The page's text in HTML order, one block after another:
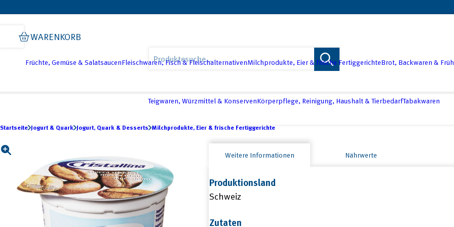
primary
main
footer
Früchte, Gemüse & SalatsaucenFleischwaren, Fisch & FleischalternativenMilchprodukte, Eier & frische FertiggerichteBrot, Backwaren &
Teigwaren, Würzmittel & KonservenKörperpflege, Reinigung, Haushalt & TierbedarfTabakwaren
WARENKORB
search
Startseite Jogurt & Quark Jogurt, Quark & Desserts Milchprodukte, Eier & frische Fertiggerichte
Weitere Informationen Nährwerte
Produktionsland
Schweiz
Zutaten